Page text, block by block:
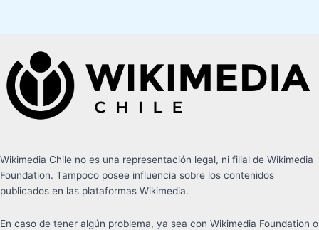
Wikimedia Chile no es una representación legal, ni filial de Wikimedia
Foundation. Tampoco posee influencia sobre los contenidos
publicados en las plataformas Wikimedia.
En caso de tener algún problema, ya sea con Wikimedia Foundation o